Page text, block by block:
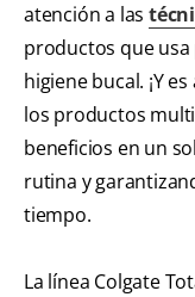
atención a las
productos que
higiene bucal. ¡Y
los productos
beneficios en un
rutina y
tiempo.
La línea Colgate